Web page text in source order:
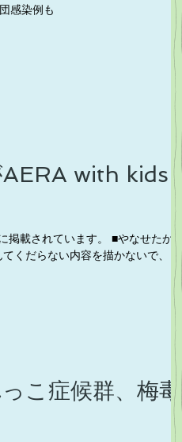
感染例も
AERA with kids
掲載されています。 ■やなせたか
くだらない内容を描かないで、と
こ症候群、梅毒